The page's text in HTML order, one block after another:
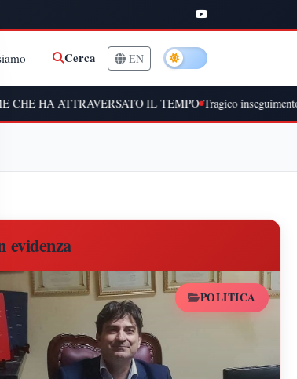
Cerca EN
IL TEMPO Tragico inseguimento a Peschiera
evidenza
POLITICA